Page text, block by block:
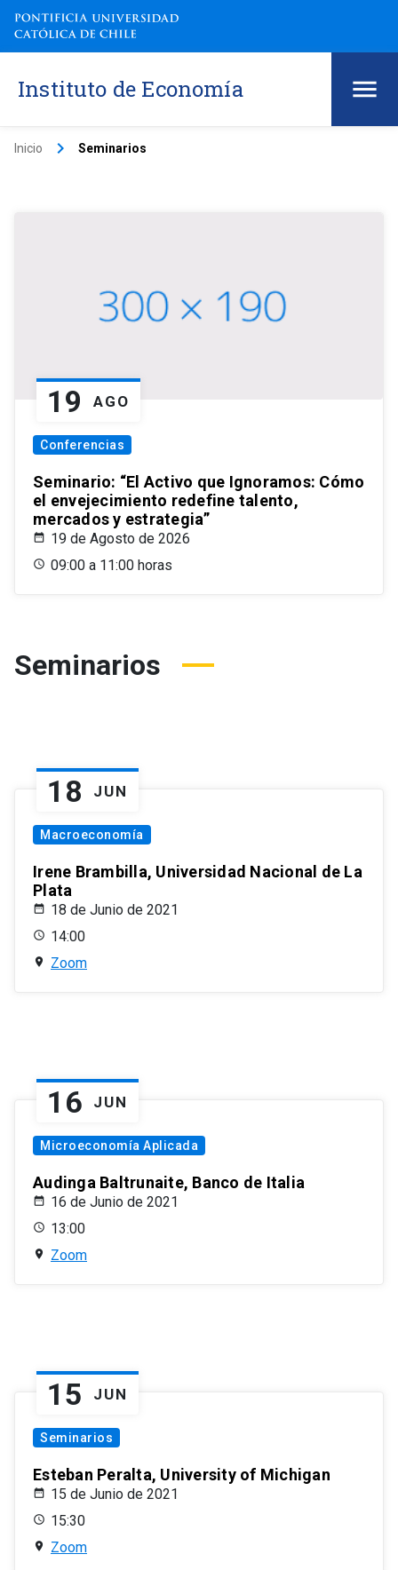
Instituto de Economía
Inicio keyboard_arrow_right Seminarios
19 AGO
Conferencias
Seminario: “El Activo que Ignoramos: Cómo
el envejecimiento redefine talento,
mercados y estrategia”
19 de Agosto de 2026
09:00 a 11:00 horas
Seminarios
18 JUN
Macroeconomía
Irene Brambilla, Universidad Nacional de La
Plata
18 de Junio de 2021
14:00
Zoom
16 JUN
Microeconomía Aplicada
Audinga Baltrunaite, Banco de Italia
16 de Junio de 2021
13:00
Zoom
15 JUN
Seminarios
Esteban Peralta, University of Michigan
15 de Junio de 2021
15:30
Zoom